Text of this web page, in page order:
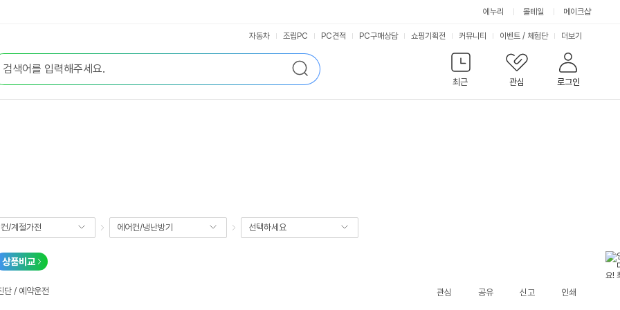
에누리 몰테일 메이크샵
검
색
최근
관심 로그인
자동차 조립PC PC견적 PC구매상담 쇼핑기획전 커뮤니티 이벤트 / 체험단 서
비
스
더보기
/계절가전 에어컨/냉난방기 선택하세요
상품비교
단 / 예약운전 관심 공유 신고 인쇄